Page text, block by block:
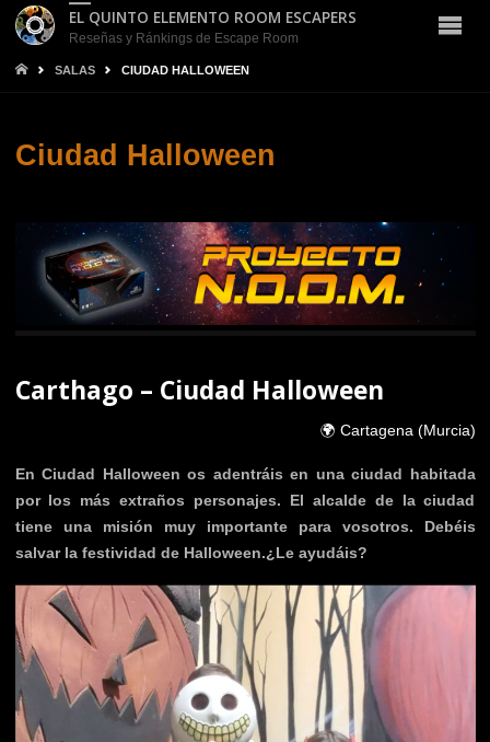
EL QUINTO ELEMENTO ROOM ESCAPERS
Reseñas y Ránkings de Escape Room
INICIOSALAS CIUDAD HALLOWEEN
Ciudad Halloween
Carthago – Ciudad Halloween
🌍 Cartagena (Murcia)
En Ciudad Halloween os adentráis en una ciudad habitada
por los más extraños personajes. El alcalde de la ciudad
tiene una misión muy importante para vosotros. Debéis
salvar la festividad de Halloween.¿Le ayudáis?